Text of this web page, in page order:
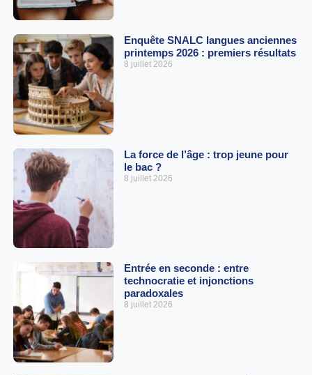
Enquête SNALC langues anciennes
printemps 2026 : premiers résultats
8 juillet 2026
La force de l’âge : trop jeune pour
le bac ?
8 juillet 2026
Entrée en seconde : entre
technocratie et injonctions
paradoxales
8 juillet 2026